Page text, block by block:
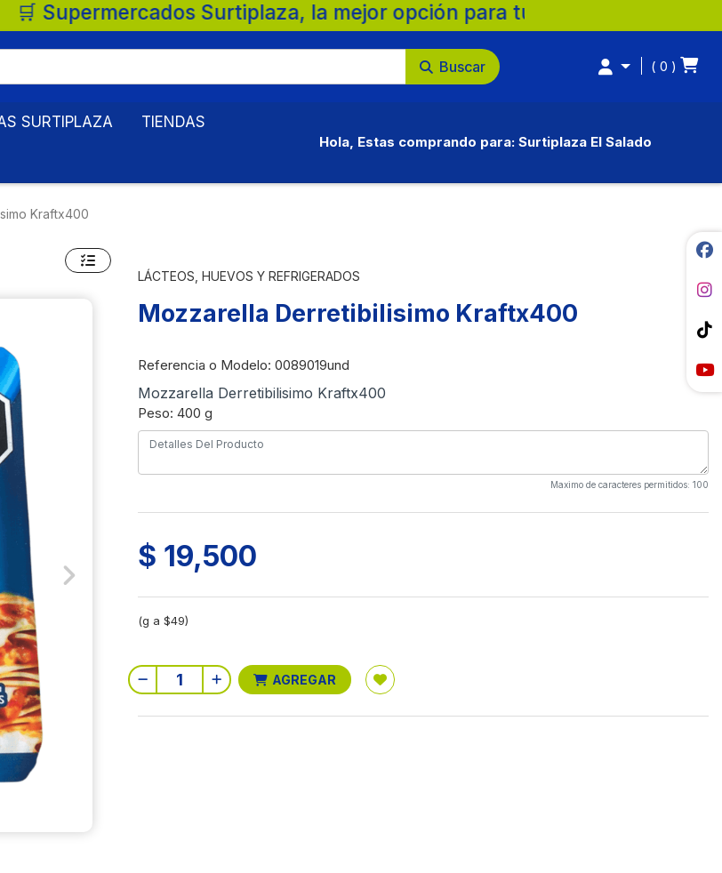
la mejor opción para tu familia. 💚 🛒 Supermercados
Buscar 0
SURTIPLAZA TIENDAS
Hola, Estas comprando para: Surtiplaza El Salado
Kraftx400
Next
LÁCTEOS, HUEVOS Y REFRIGERADOS
Mozzarella Derretibilisimo Kraftx400
Referencia o Modelo: 0089019und
Mozzarella Derretibilisimo Kraftx400
Peso: 400 g
Maximo de caracteres permitidos: 100
$ 19,500
(g a $49)
AGREGAR